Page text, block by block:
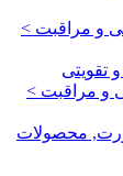
و مراقبت >
تقویتی
و مراقبت >
محصولات